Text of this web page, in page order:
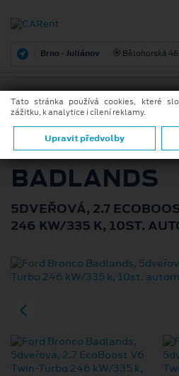
Brno - Juliánov Bělohorská 46
FORD
BADLANDS
5DVEŘOVÁ, 2.7
246 KW/335 K, 10ST.
Tato stránka používá cookies, které
zážitku, k analytice i cílení reklamy.
Upravit předvolby